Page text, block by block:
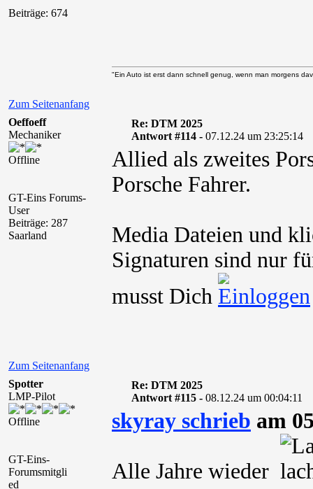
Beiträge: 674
Zum Seitenanfang
"Ein Auto ist erst dann schnell genug, wenn man morgens
Oeffoeff
Mechaniker
Offline
GT-Eins Forums-
User
Beiträge: 287
Saarland
Re: DTM 2025
Antwort #114 - 07.12.24 um 23:25:14
Allied als zweites
Porsche Fahrer.
Media Dateien und
Signaturen sind nur
musst Dich
Zum Seitenanfang
Spotter
LMP-Pilot
Offline
GT-Eins-
Forumsmitgli
ed
Re: DTM 2025
Antwort #115 - 08.12.24 um 00:04:11
skyray schrieb am
Alle Jahre wieder